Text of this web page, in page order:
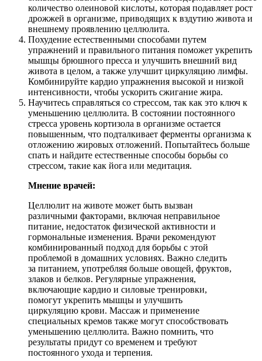
количество олеиновой кислоты, которая подавляет рост
дрожжей в организме, приводящих к вздутию живота и
внешнему проявлению целлюлита.
Похудение естественными способами путем
упражнений и правильного питания поможет укрепить
мышцы брюшного пресса и улучшить внешний вид
живота в целом, а также улучшит циркуляцию лимфы.
Комбинируйте кардио упражнения высокой и низкой
интенсивности, чтобы ускорить сжигание жира.
Научитесь справляться со стрессом, так как это ключ к
уменьшению целлюлита. В состоянии постоянного
стресса уровень кортизола в организме остается
повышенным, что подталкивает ферменты организма к
отложению жировых отложений. Попытайтесь больше
спать и найдите естественные способы борьбы со
стрессом, такие как йога или медитация.
Мнение врачей:
Целлюлит на животе может быть вызван
различными факторами, включая неправильное
питание, недостаток физической активности и
гормональные изменения. Врачи рекомендуют
комбинированный подход для борьбы с этой
проблемой в домашних условиях. Важно следить
за питанием, употребляя больше овощей, фруктов,
злаков и белков. Регулярные упражнения,
включающие кардио и силовые тренировки,
помогут укрепить мышцы и улучшить
циркуляцию крови. Массаж и применение
специальных кремов также могут способствовать
уменьшению целлюлита. Важно помнить, что
результаты придут со временем и требуют
постоянного ухода и терпения.